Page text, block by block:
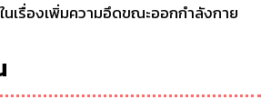
นเรื่องเพิ่มความอึดขณะออกกำลังกาย